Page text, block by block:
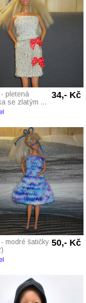
pletená
se zlatým ...
34,- Kč
modré šatičky 50,- Kč